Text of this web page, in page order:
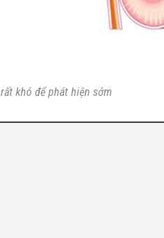
khó để phát hiện sớm